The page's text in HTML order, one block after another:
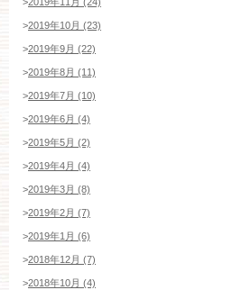
>2019年10月 (23)
>2019年9月 (22)
>2019年8月 (11)
>2019年7月 (10)
>2019年6月 (4)
>2019年5月 (2)
>2019年4月 (4)
>2019年3月 (8)
>2019年2月 (7)
>2019年1月 (6)
>2018年12月 (7)
>2018年10月 (4)